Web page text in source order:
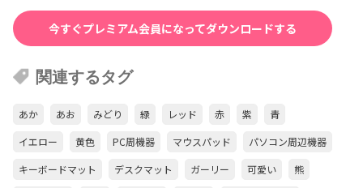
今すぐプレミアム会員になってダウンロードする
関連するタグ
あか あお みどり 緑 レッド 赤 紫
青
イエロー
黄色 PC周機器 マウスパッド
パソコン周辺機器
キーボードマット
デスクマット ガーリー 可愛い
熊